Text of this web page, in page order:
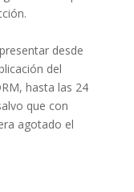
desde
del
hasta las 24
que con
agotado el